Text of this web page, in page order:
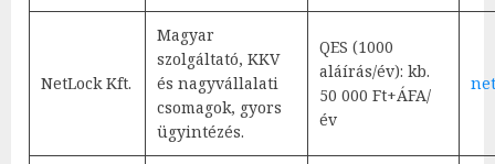
NetLock Kft.
Magyar
szolgáltató, KKV
és nagyvállalati
csomagok, gyors
ügyintézés.
QES (1000
aláírás/év): kb.
50 000 Ft+ÁFA/
év